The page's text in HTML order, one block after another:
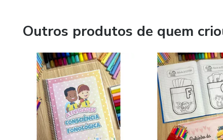
Outros produtos de quem